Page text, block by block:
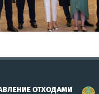
ОТХОДАМИ